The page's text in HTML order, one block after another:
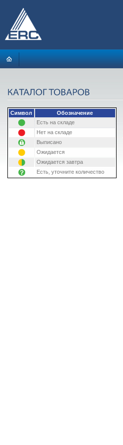
Символ
Обозначение
Есть на складе
Нет на складе
Выписано
Ожидается
Ожидается завтра
Есть, уточните количество